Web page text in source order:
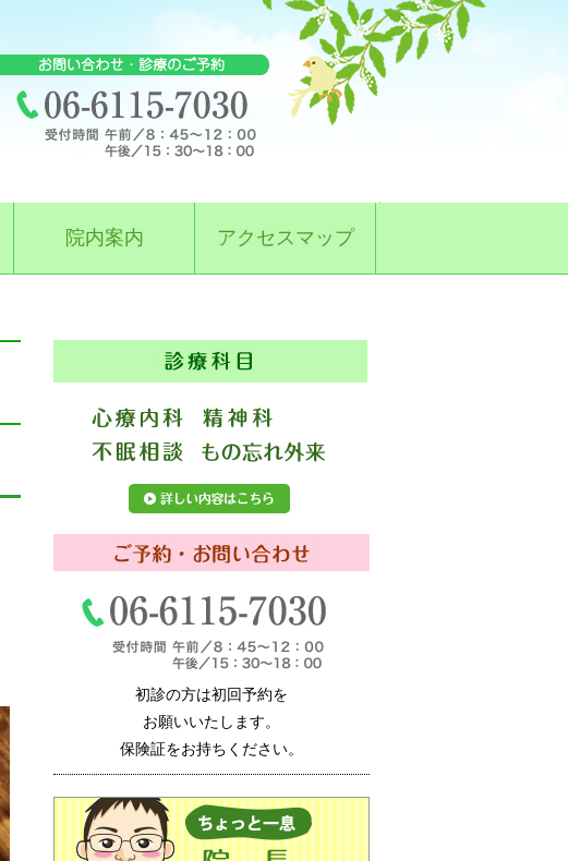
院内案内 アクセスマップ
初診の方は初回予約を
お願いいたします。
保険証をお持ちください。